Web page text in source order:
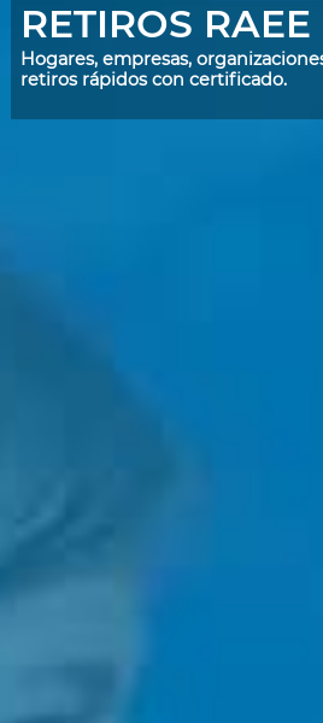
RETIROS RAEE
Hogares, empresas,
retiros rápidos con certificado.